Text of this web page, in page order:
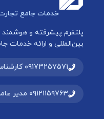
خدمات جامع
پلتفرم پیشرفته و
بین‌المللی و ارائه خدمات
۰۹۱۷۳۲۵۷۵۷۱ کارشناس بازرگانی
۰۹۱۲۱۱۵۹۷۶۳ مدیر عامل